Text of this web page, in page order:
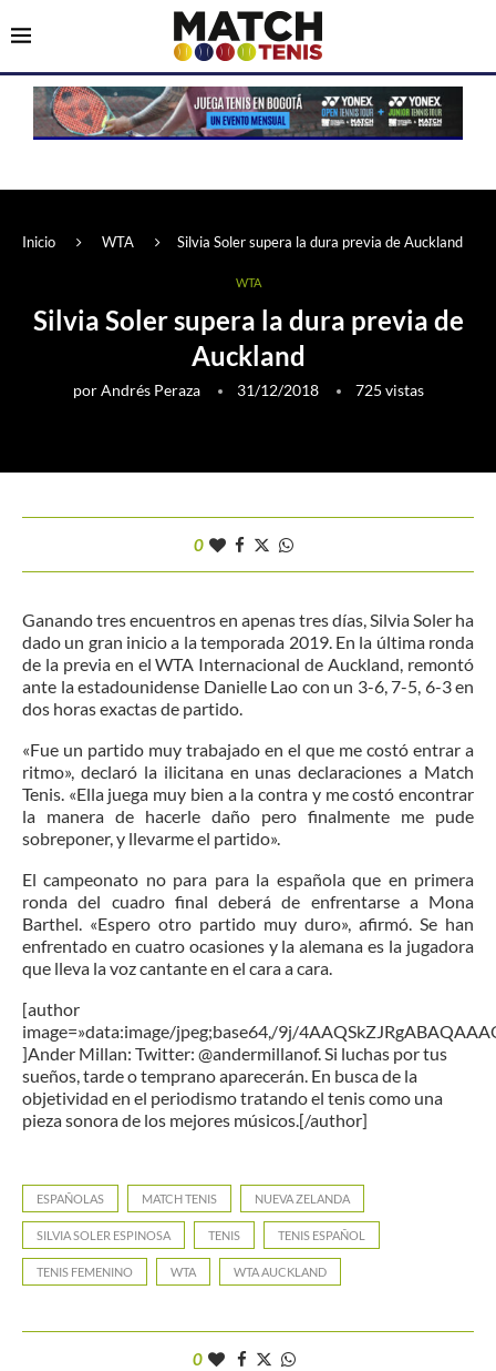
Inicio WTA Silvia Soler supera la dura previa de Auckland
WTA
Silvia Soler supera la dura previa de
Auckland
porAndrés Peraza 31/12/2018 725 vistas
0
Ganando tres encuentros en apenas tres días, Silvia Soler ha
dado un gran inicio a la temporada 2019. En la última ronda
de la previa en el WTA Internacional de Auckland, remontó
ante la estadounidense Danielle Lao con un 3-6, 7-5, 6-3 en
dos horas exactas de partido.
«Fue un partido muy trabajado en el que me costó entrar a
ritmo», declaró la ilicitana en unas declaraciones a Match
Tenis. «Ella juega muy bien a la contra y me costó encontrar
la manera de hacerle daño pero finalmente me pude
sobreponer, y llevarme el partido».
El campeonato no para para la española que en primera
ronda del cuadro final deberá de enfrentarse a Mona
Barthel. «Espero otro partido muy duro», afirmó. Se han
enfrentado en cuatro ocasiones y la alemana es la jugadora
que lleva la voz cantante en el cara a cara.
[author
image=»data:image/jpeg;base64,/9j/
]Ander Millan: Twitter: @andermillanof. Si luchas por tus
sueños, tarde o temprano aparecerán. En busca de la
objetividad en el periodismo tratando el tenis como una
pieza sonora de los mejores músicos.[/author]
ESPAÑOLAS MATCH TENIS NUEVA ZELANDA
SILVIA SOLER ESPINOSA TENIS TENIS ESPAÑOL
TENIS FEMENINO WTA WTA AUCKLAND
0